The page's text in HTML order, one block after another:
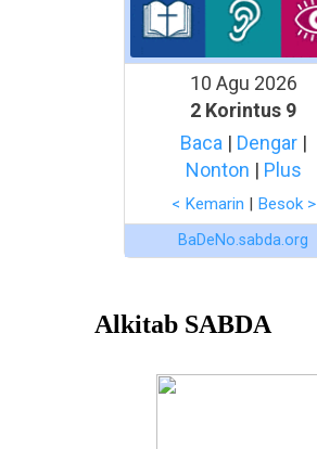
10 Agu 2026
2 Korintus 9
Baca | Dengar|
Nonton | Plus
< Kemarin | Besok >
BaDeNo.sabda.org